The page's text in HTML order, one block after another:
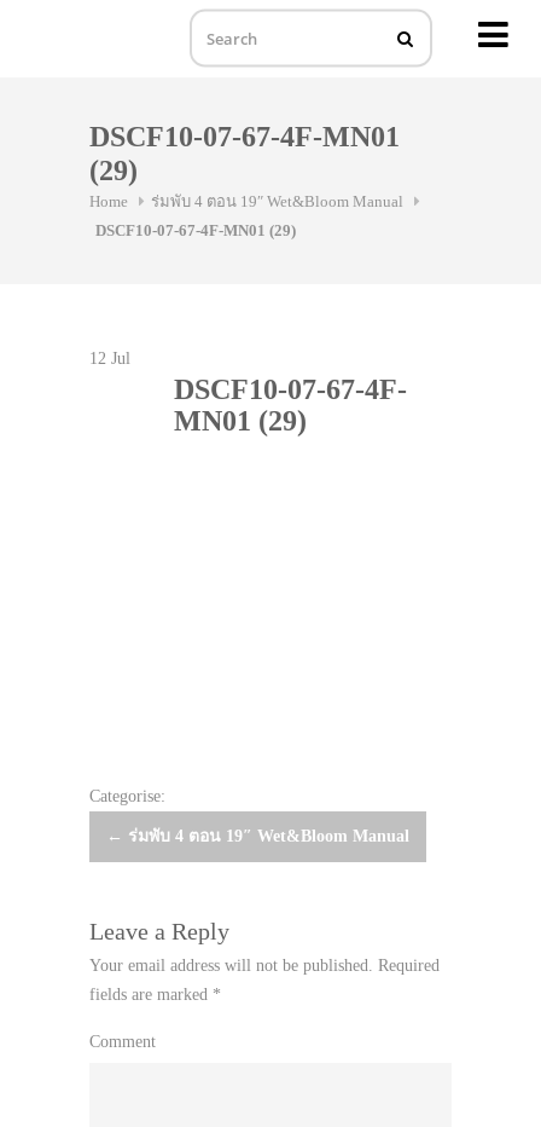
DSCF10-07-67-4F-MN01
(29)
Home
ร่มพับ 4 ตอน 19″ Wet&Bloom Manual
DSCF10-07-67-4F-MN01 (29)
12 Jul
DSCF10-07-67-4F-
MN01 (29)
Categorise:
Post
← ร่มพับ 4 ตอน 19″ Wet&Bloom Manual
Leave a Reply
Your email address will not be published. Required
fields are marked *
Comment